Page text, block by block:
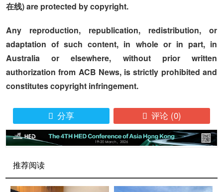
在线) are protected by copyright.
Any reproduction, republication, redistribution, or
adaptation of such content, in whole or in part, in
Australia or elsewhere, without prior written
authorization from ACB News, is strictly prohibited and
constitutes copyright infringement.
 分享  评论 (0)
推荐阅读